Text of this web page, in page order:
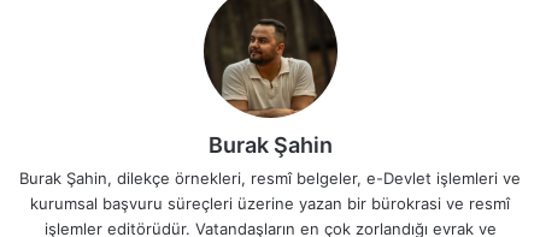
Burak Şahin
Burak Şahin, dilekçe örnekleri, resmî belgeler, e-Devlet işlemleri ve
kurumsal başvuru süreçleri üzerine yazan bir bürokrasi ve resmî
işlemler editörüdür. Vatandaşların en çok zorlandığı evrak ve